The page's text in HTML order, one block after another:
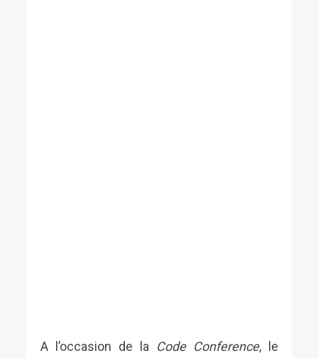
A l’occasion de la Code Conference, le